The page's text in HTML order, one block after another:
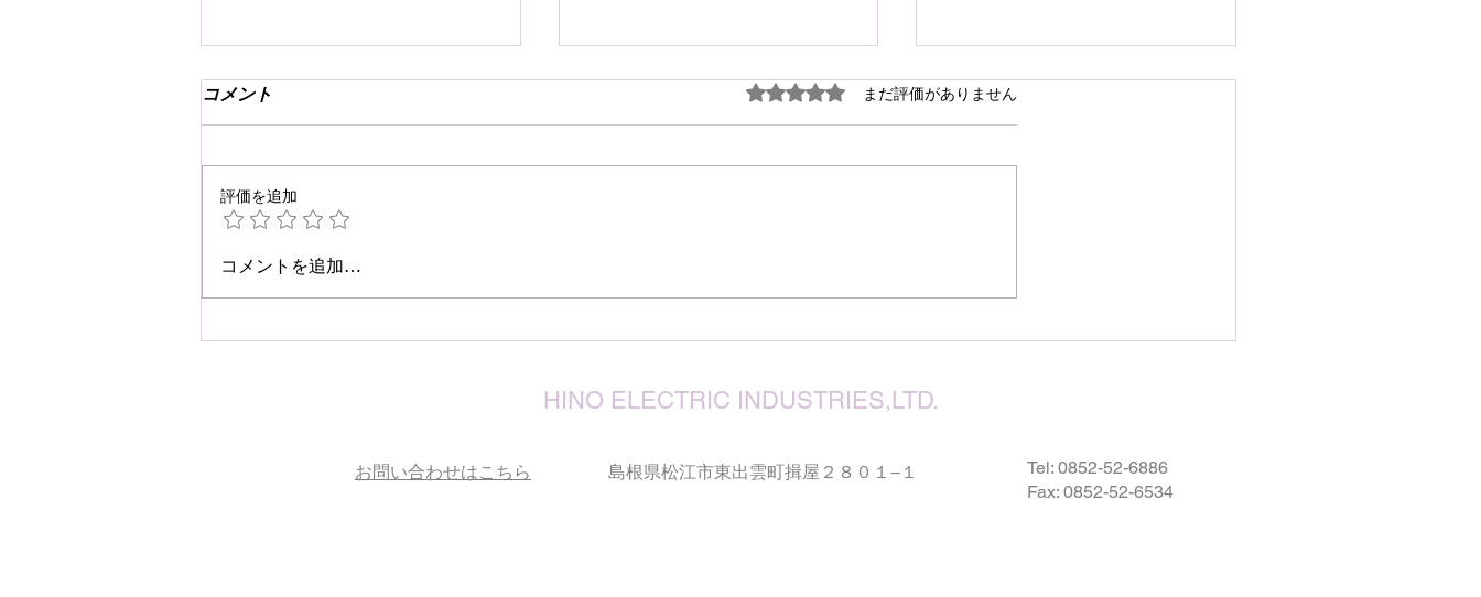
☆肩こり・腰痛予防☆
謹んで熊本県の地震災害のお
確保されますとともに、速やかに
コメント 5つ星のうち0と評価されています。
まだ評価がありません
評価を追加
コメントを追加…
HINO ELECTRIC INDUSTRIES,LTD.
お問い合わせはこちら 島根県松江市東出雲町揖屋２８０１−１ Tel: 0852-52-6886
Fax: 0852-52-6534